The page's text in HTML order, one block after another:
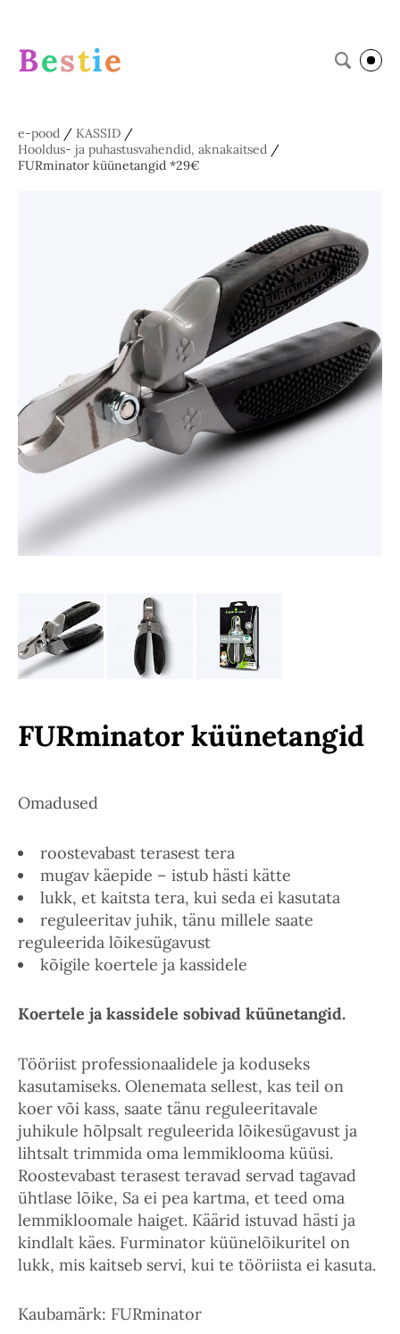
Bestie
e-pood / KASSID /
Hooldus- ja puhastusvahendid, aknakaitsed /
FURminator küünetangid *29€
FURminator küünetangid
Omadused
roostevabast terasest tera
mugav käepide – istub hästi kätte
lukk, et kaitsta tera, kui seda ei kasutata
reguleeritav juhik, tänu millele saate
reguleerida lõikesügavust
kõigile koertele ja kassidele
Koertele ja kassidele sobivad küünetangid.
Tööriist professionaalidele ja koduseks
kasutamiseks. Olenemata sellest, kas teil on
koer või kass, saate tänu reguleeritavale
juhikule hõlpsalt reguleerida lõikesügavust ja
lihtsalt trimmida oma lemmiklooma küüsi.
Roostevabast terasest teravad servad tagavad
ühtlase lõike, Sa ei pea kartma, et teed oma
lemmikloomale haiget. Käärid istuvad hästi ja
kindlalt käes. Furminator küünelõikuritel on
lukk, mis kaitseb servi, kui te tööriista ei kasuta.
Kaubamärk: FURminator